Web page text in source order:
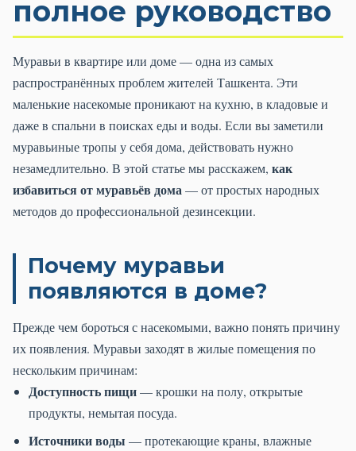
полное руководство
Муравьи в квартире или доме — одна из самых
распространённых проблем жителей Ташкента. Эти
маленькие насекомые проникают на кухню, в кладовые и
даже в спальни в поисках еды и воды. Если вы заметили
муравьиные тропы у себя дома, действовать нужно
незамедлительно. В этой статье мы расскажем, как
избавиться от муравьёв дома— от простых народных
методов до профессиональной дезинсекции.
Почему муравьи
появляются в доме?
Прежде чем бороться с насекомыми, важно понять причину
их появления. Муравьи заходят в жилые помещения по
нескольким причинам:
Доступность пищи— крошки на полу, открытые
продукты, немытая посуда.
Источники воды — протекающие краны, влажные